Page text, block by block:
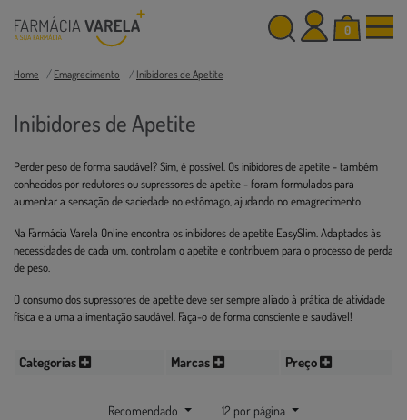
0
Home Emagrecimento Inibidores de Apetite
Inibidores de Apetite
Perder peso de forma saudável? Sim, é possível. Os inibidores de apetite - também
conhecidos por redutores ou supressores de apetite - foram formulados para
aumentar a sensação de saciedade no estômago, ajudando no emagrecimento.
Na Farmácia Varela Online encontra os inibidores de apetite EasySlim. Adaptados às
necessidades de cada um, controlam o apetite e contribuem para o processo de perda
de peso.
O consumo dos supressores de apetite deve ser sempre aliado à prática de atividade
física e a uma alimentação saudável. Faça-o de forma consciente e saudável!
Categorias Marcas Preço
Recomendado 12 por página